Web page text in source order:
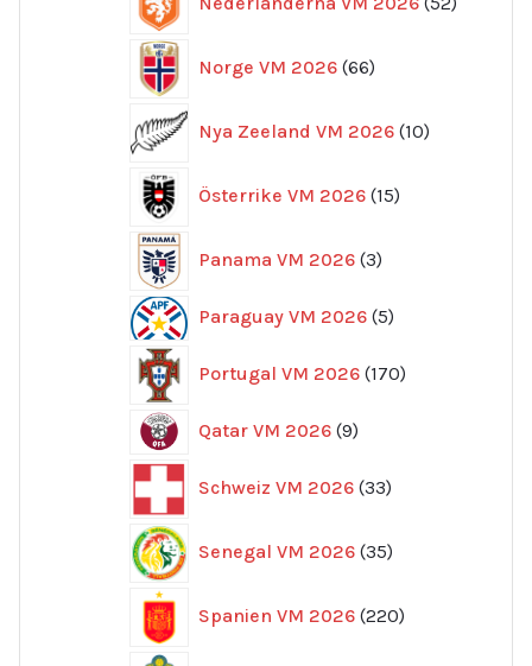
Norge VM 2026 66
produkter
Nya Zeeland VM 2026 10
produkter
Österrike VM 2026 15
produkter
Panama VM 2026 3
produkter
Paraguay VM 2026 55
Portugal VM 2026 170
produkter
Qatar VM 2026 99
Schweiz VM 2026 33
produkter
Senegal VM 2026 35
produkter
Spanien VM 2026 220
produkter